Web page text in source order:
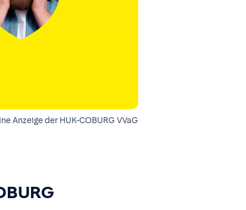
Anzeige der HUK-COBURG VVaG